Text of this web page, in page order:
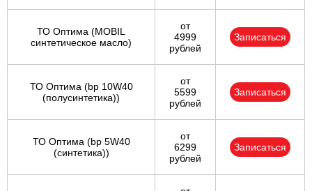
ТО Оптима (MOBIL
синтетическое масло)
от
4999
рублей
Записаться
ТО Оптима (bp 10W40
(полусинтетика))
от
5599
рублей
Записаться
ТО Оптима (bp 5W40
(синтетика))
от
6299
рублей
Записаться